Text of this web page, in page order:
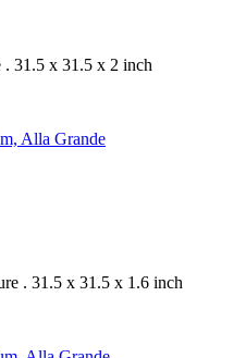
. 31.5 x 31.5 x 2 inch
. 31.5 x 31.5 x 1.6 inch